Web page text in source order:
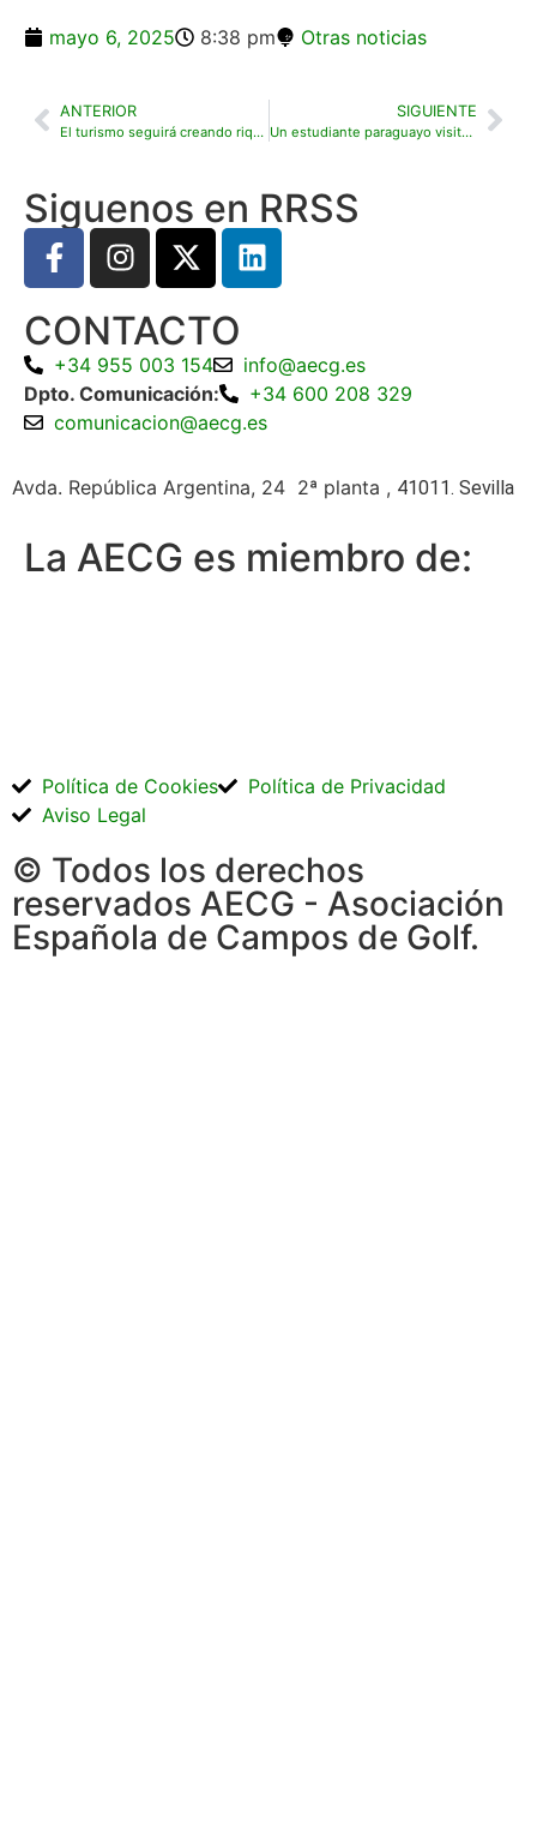
mayo 6, 2025 8:38 pm Otras noticias
ANTERIOR
El turismo seguirá creando riqueza en 2025: se estima un incremento del 3,6% del PIB turístico
SIGUIENTE
Un estudiante paraguayo visita la Real Federación Española de Golf para formarse en mantenimiento de céspedes deportivos
Siguenos en RRSS
CONTACTO
+34 955 003 154
info@aecg.es
Dpto. Comunicación:
+34 600 208 329
comunicacion@aecg.es
Avda. República Argentina, 24 2ª planta , 41011. Sevilla
La AECG es miembro de:
© Todos los derechos
reservados AECG - Asociación
Española de Campos de Golf.
Política de Cookies
Política de Privacidad
Aviso Legal